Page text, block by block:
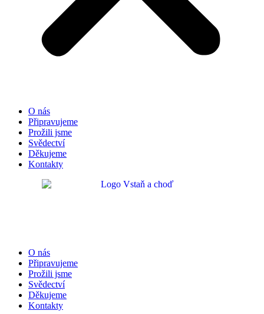
O nás
Připravujeme
Prožili jsme
Svědectví
Děkujeme
Kontakty
O nás
Připravujeme
Prožili jsme
Svědectví
Děkujeme
Kontakty